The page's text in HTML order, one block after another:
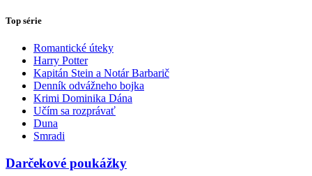
Top série
Romantické úteky
Harry Potter
Kapitán Stein a Notár Barbarič
Denník odvážneho bojka
Krimi Dominika Dána
Učím sa rozprávať
Duna
Smradi
Darčekové poukážky